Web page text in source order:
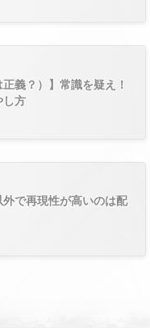
義？）】常識を疑え！
し方
で再現性が高いのは配